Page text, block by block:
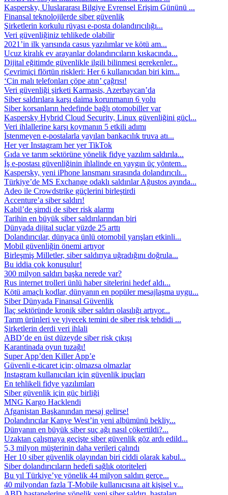
Kaspersky, Uluslararası Bilgiye Evrensel Erişim Gününü ...
Finansal teknolojilerde siber güvenlik
Şirketlerin korkulu rüyası e-posta dolandırıcılığı...
Veri güvenliğiniz tehlikede olabilir
2021’in ilk yarısında casus yazılımlar ve kötü am...
Ucuz kiralık ev arayanlar dolandırıcıların kıskacında...
Dijital eğitimde güvenlikle ilgili bilinmesi gerekenler...
Çevrimiçi flörtün riskleri: Her 6 kullanıcıdan biri kim...
‘Çin malı telefonları çöpe atın’ çağrısı!
Veri güvenliği şirketi Karmasis, Azerbaycan’da
Siber saldırılara karşı daima korunmanın 6 yolu
Siber korsanların hedefinde bağlı otomobiller var
Kaspersky Hybrid Cloud Security, Linux güvenliğini güçl...
Veri ihlallerine karşı koymanın 5 etkili adımı
İstenmeyen e-postalarla yayılan bankacılık truva atı...
Her yer Instagram her yer TikTok
Gıda ve tarım sektörüne yönelik fidye yazılım saldırıla...
İş e-postası güvenliğinin ihlalinde en yaygın üç yöntem...
Kaspersky, yeni iPhone lansmanı sırasında dolandırıcılı...
Türkiye’de MS Exchange odaklı saldırılar Ağustos ayında...
Adeo ile Crowdstrike güçlerini birleştirdi
Accenture’a siber saldırı!
Kabil’de şimdi de siber risk alarmı
Tarihin en büyük siber saldırılarından biri
Dünyada dijital suçlar yüzde 25 arttı
Dolandırıcılar, dünyaca ünlü otomobil yarışları etkinli...
Mobil güvenliğin önemi artıyor
Birleşmiş Milletler, siber saldırıya uğradığını doğrula...
Bu iddia çok konuşulur!
300 milyon saldırı başka nerede var?
Rus internet trolleri ünlü haber sitelerini hedef aldı...
Kötü amaçlı kodlar, dünyanın en popüler mesajlaşma uygu...
Siber Dünyada Finansal Güvenlik
İlaç sektöründe kronik siber saldırı olasılığı artıyor...
Tarım ürünleri ve yiyecek temini de siber risk tehdidi ...
Şirketlerin derdi veri ihlali
ABD’de en üst düzeyde siber risk çıkışı
Karantinada oyun tuzağı!
Super App’den Killer App’e
Güvenli e-ticaret için; olmazsa olmazlar
Instagram kullanıcıları için güvenlik ipuçları
En tehlikeli fidye yazılımları
Siber güvenlik için güç birliği
MNG Kargo Hacklendi
Afganistan Başkanından mesaj gelirse!
Dolandırıcılar Kanye West’in yeni albümünü bekliy...
Dünyanın en büyük siber suç ağı nasıl çökertildi?...
Uzaktan çalışmaya geçişte siber güvenlik göz ardı edild...
5,3 milyon müşterinin daha verileri çalındı
Her 10 siber güvenlik olayından biri ciddi olarak kabul...
Siber dolandırıcıların hedefi sağlık otoriteleri
Bu yıl Türkiye’ye yönelik 44 milyon saldırı gerçe...
40 milyondan fazla T-Mobile kullanıcısına ait kişisel v...